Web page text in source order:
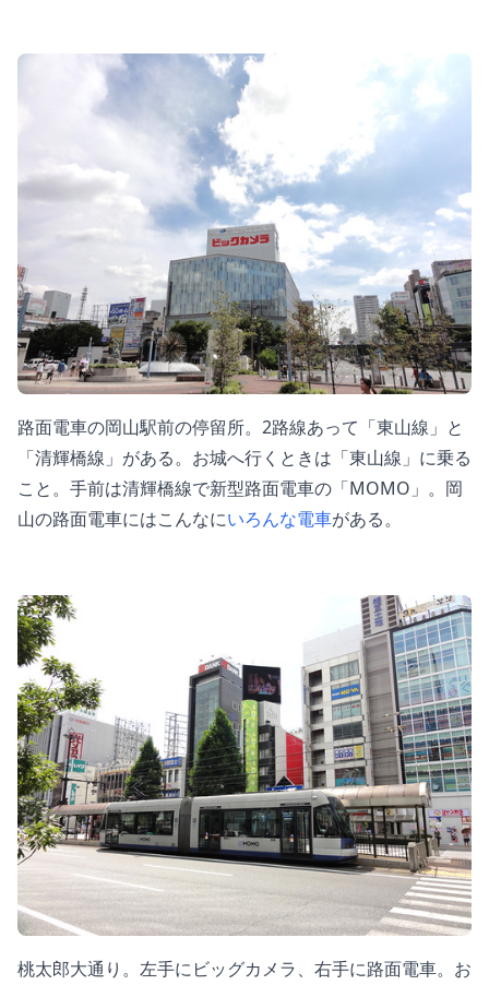
路面電車の岡山駅前の停留所。2路線あって「東山線」と
「清輝橋線」がある。お城へ行くときは「東山線」に乗る
こと。手前は清輝橋線で新型路面電車の「MOMO」。岡
山の路面電車にはこんなにいろんな電車がある。
桃太郎大通り。左手にビッグカメラ、右手に路面電車。お